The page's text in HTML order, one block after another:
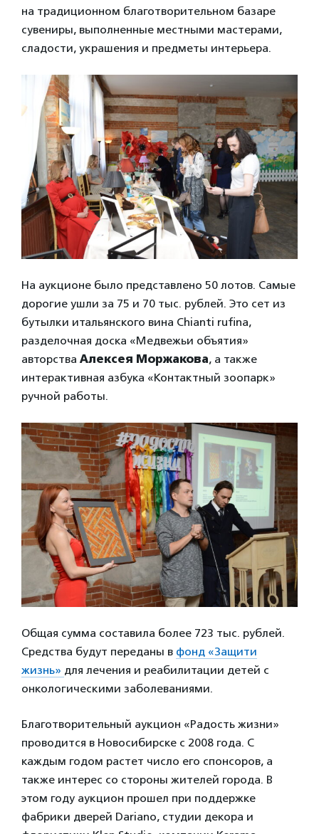
на традиционном благотворительном базаре
сувениры, выполненные местными мастерами,
сладости, украшения и предметы интерьера.
На аукционе было представлено 50 лотов. Самые
дорогие ушли за 75 и 70 тыс. рублей. Это сет из
бутылки итальянского вина Chianti rufina,
разделочная доска «Медвежьи объятия»
авторства Алексея Моржакова, а также
интерактивная азбука «Контактный зоопарк»
ручной работы.
Общая сумма составила более 723 тыс. рублей.
Средства будут переданы в фонд «Защити
жизнь» для лечения и реабилитации детей с
онкологическими заболеваниями.
Благотворительный аукцион «Радость жизни»
проводится в Новосибирске с 2008 года. С
каждым годом растет число его спонсоров, а
также интерес со стороны жителей города. В
этом году аукцион прошел при поддержке
фабрики дверей Dariano, студии декора и